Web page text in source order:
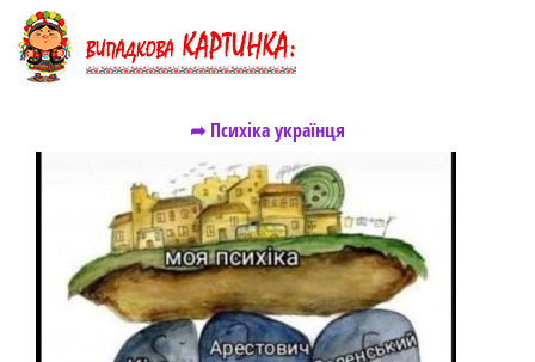
➦ Психіка українця